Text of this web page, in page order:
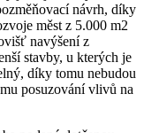
návrh, díky
měst z 5.000 m2
navýšení z
stavby, u kterých je
díky tomu nebudou
posuzování vlivů na